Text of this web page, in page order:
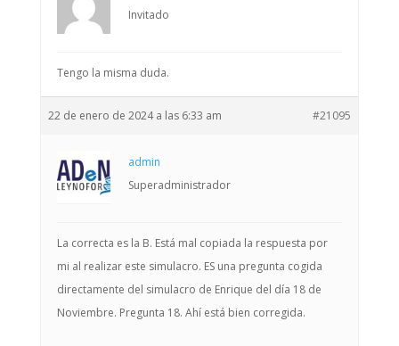
Invitado
Tengo la misma duda.
22 de enero de 2024 a las 6:33 am #21095
admin
Superadministrador
La correcta es la B. Está mal copiada la respuesta por
mi al realizar este simulacro. ES una pregunta cogida
directamente del simulacro de Enrique del día 18 de
Noviembre. Pregunta 18. Ahí está bien corregida.